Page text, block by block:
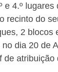
4.º lugares
recinto do
2 blocos
no dia 20 de
atribuição